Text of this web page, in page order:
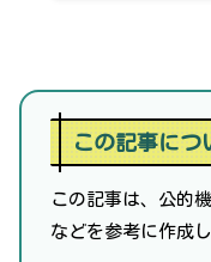
この記事につ
この記事は、公的
などを参考に作成